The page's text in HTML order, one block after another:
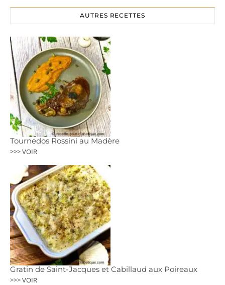
AUTRES RECETTES
Tournedos Rossini au Madère
>>> VOIR
Gratin de Saint-Jacques et Cabillaud aux Poireaux
>>> VOIR